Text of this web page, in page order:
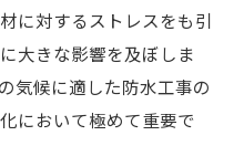
ムの導入
の始め方
プロのアドバイス
に対するストレスをも引
大きな影響を及ぼしま
気候に適した防水工事の
において極めて重要で